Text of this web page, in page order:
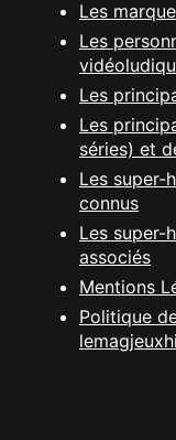
Les
Les
Les
Les
séries) et
Les super-
connus
Les super-
associés
Mentions
Politique